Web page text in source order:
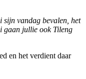
sijn vandag bevalen, het
gaan jullie ook Tileng
en het verdient daar